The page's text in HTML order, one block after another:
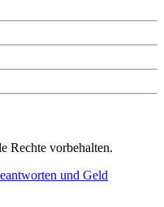
Rechte vorbehalten.